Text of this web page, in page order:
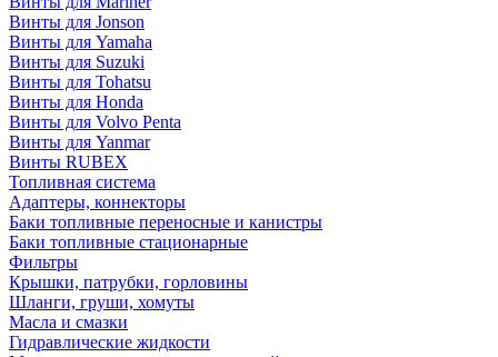
Винты для Jonson
Винты для Yamaha
Винты для Suzuki
Винты для Tohatsu
Винты для Honda
Винты для Volvo Penta
Винты для Yanmar
Винты RUBEX
Топливная система
Адаптеры, коннекторы
Баки топливные переносные и канистры
Баки топливные стационарные
Фильтры
Крышки, патрубки, горловины
Шланги, груши, хомуты
Масла и смазки
Гидравлические жидкости